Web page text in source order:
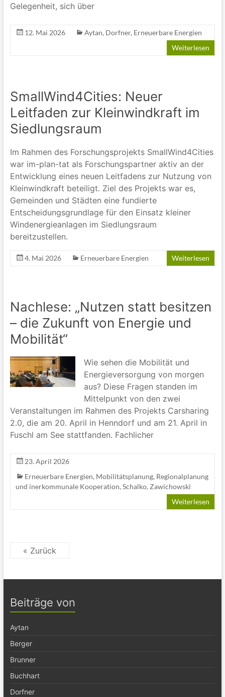
Gelegenheit, sich über
12. Mai 2026 Aytan, Dorfner, Erneuerbare Energien
Weiterlesen
SmallWind4Cities: Neuer
Leitfaden zur Kleinwindkraft im
Siedlungsraum
Im Rahmen des Forschungsprojekts SmallWind4Cities
war im-plan-tat als Forschungspartner aktiv an der
Entwicklung eines neuen Leitfadens zur Nutzung von
Kleinwindkraft beteiligt. Ziel des Projekts war es,
Gemeinden und Städten eine fundierte
Entscheidungsgrundlage für den Einsatz kleiner
Windenergieanlagen im Siedlungsraum
bereitzustellen.
4. Mai 2026 Erneuerbare Energien Weiterlesen
Nachlese: „Nutzen statt besitzen
– die Zukunft von Energie und
Mobilität“
Wie sehen die Mobilität und
Energieversorgung von morgen
aus? Diese Fragen standen im
Mittelpunkt von den zwei
Veranstaltungen im Rahmen des Projekts Carsharing
2.0, die am 20. April in Henndorf und am 21. April in
Fuschl am See stattfanden. Fachlicher
23. April 2026
Erneuerbare Energien, Mobilitätsplanung, Regionalplanung
und inerkommunale Kooperation, Schalko, Zawichowski
Weiterlesen
« Zurück
Beiträge von
Aytan
Berger
Brunner
Buchhart
Dorfner